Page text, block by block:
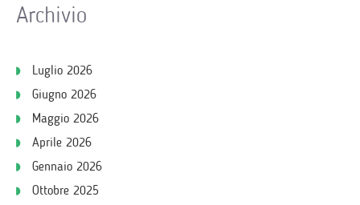
Archivio
Luglio 2026
Giugno 2026
Maggio 2026
Aprile 2026
Gennaio 2026
Ottobre 2025